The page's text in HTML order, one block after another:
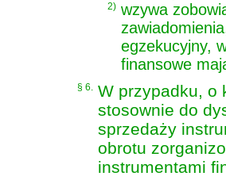
2) wzywa
egzekucyjny,
finansowe
§ 6.
W przypadku, o
stosownie do
sprzedaży
obrotu
instrumentami